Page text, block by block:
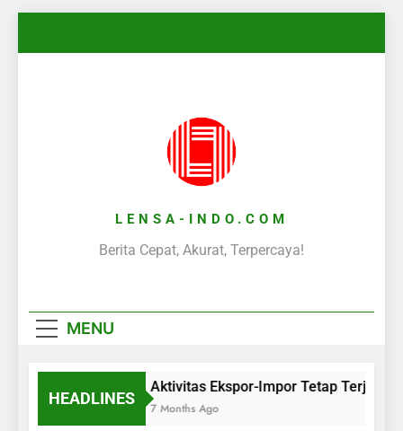
LENSA-INDO.COM
Berita Cepat, Akurat, Terpercaya!
MENU
HEADLINES
Aktivitas Ekspor-Impor Tetap Terjaga
7 Months Ago